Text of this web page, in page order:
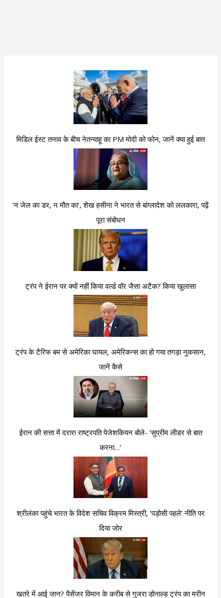
मिडिल ईस्ट तनाव के बीच नेतन्याहू का PM मोदी को फोन, जानें क्या हुई बात
‘न जेल का डर, न मौत का’, शेख हसीना ने भारत से बांग्लादेश को ललकारा, पढ़ें
पूरा संबोधन
ट्रंप ने ईरान पर क्यों नहीं किया वर्ल्ड वॉर जैसा अटैक? किया खुलासा
ट्रंप के टैरिफ बम से अमेरिका घायल, अमेरिकन्स का हो गया तगड़ा नुकसान,
जानें कैसे
ईरान की सत्ता में दरार! राष्ट्रपति पेजेशकियन बोले- ‘सुप्रीम लीडर से बात
करना…’
श्रीलंका पहुंचे भारत के विदेश सचिव विक्रम मिस्त्री, ‘पड़ोसी पहले’ नीति पर
दिया जोर
खतरे में आई जान? पैसेंजर विमान के करीब से गुजरा डोनाल्ड ट्रंप का मरीन